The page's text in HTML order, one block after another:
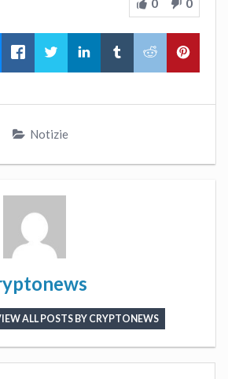
Notizie
ALL POSTS BY CRYPTONEWS